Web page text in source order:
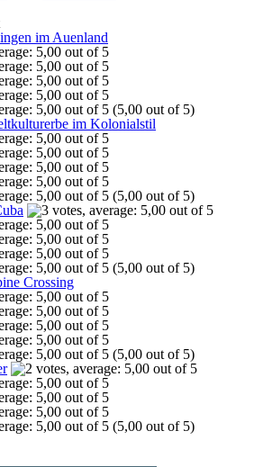
im Auenland
(5,00 out of 5)
im Kolonialstil
(5,00 out of 5)
(5,00 out of 5)
Crossing
(5,00 out of 5)
(5,00 out of 5)